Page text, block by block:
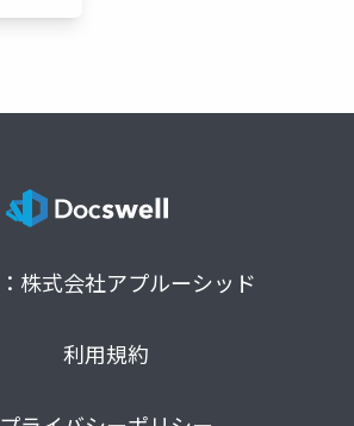
株式会社アプルーシッド
利用規約